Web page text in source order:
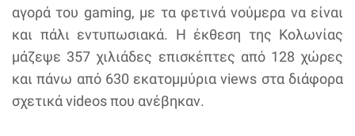
αγορά του gaming, με τα φετινά νούμερα να είναι
και πάλι εντυπωσιακά. Η έκθεση της Κολωνίας
μάζεψε 357 χιλιάδες επισκέπτες από 128 χώρες
και πάνω από 630 εκατομμύρια views στα διάφορα
σχετικά videos που ανέβηκαν.